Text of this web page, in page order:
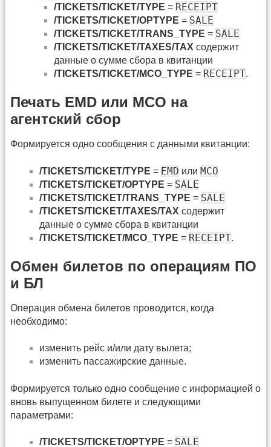
/TICKETS/TICKET/TYPE = RECEIPT
/TICKETS/TICKET/OPTYPE = SALE
/TICKETS/TICKET/TRANS_TYPE = SALE
/TICKETS/TICKET/TAXES/TAX содержит
данные о сумме сбора в квитанции
/TICKETS/TICKET/MCO_TYPE = RECEIPT.
Печать EMD или MCO на
агентский сбор
Формируется одно сообщения с данными квитанции:
/TICKETS/TICKET/TYPE = EMD или MCO
/TICKETS/TICKET/OPTYPE = SALE
/TICKETS/TICKET/TRANS_TYPE = SALE
/TICKETS/TICKET/TAXES/TAX содержит
данные о сумме сбора в квитанции
/TICKETS/TICKET/MCO_TYPE = RECEIPT.
Обмен билетов по операциям ПО
и БЛ
Операция обмена билетов проводится, когда
необходимо:
изменить рейс и/или дату вылета;
изменить пассажирские данные.
Формируется только одно сообщение с информацией о
вновь выпущенном билете и следующими
параметрами:
/TICKETS/TICKET/OPTYPE = SALE